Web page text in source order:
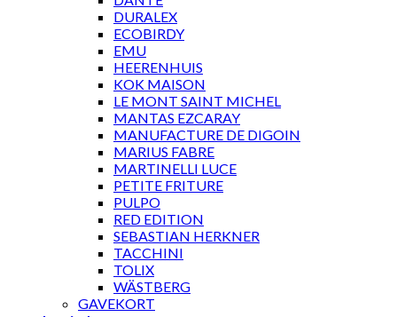
DURALEX
ECOBIRDY
EMU
HEERENHUIS
KOK MAISON
LE MONT SAINT MICHEL
MANTAS EZCARAY
MANUFACTURE DE DIGOIN
MARIUS FABRE
MARTINELLI LUCE
PETITE FRITURE
PULPO
RED EDITION
SEBASTIAN HERKNER
TACCHINI
TOLIX
WÄSTBERG
GAVEKORT